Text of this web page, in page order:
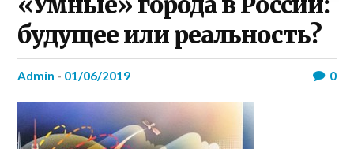
будущее или реальность?
admin - 01/06/2019 0